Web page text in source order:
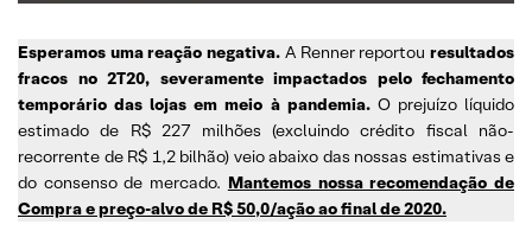
Esperamos uma reação negativa. A Renner reportouresultados
fracos no 2T20, severamente impactados pelo fechamento
temporário das lojas em meio à pandemia. O prejuízo líquido
estimado de R$ 227 milhões (excluindo crédito fiscal não-
recorrente de R$ 1,2 bilhão) veio abaixo das nossas estimativas e
do consenso de mercado. Mantemos nossa recomendação de
Compra e preço-alvo de R$ 50,0/ação ao final de 2020.